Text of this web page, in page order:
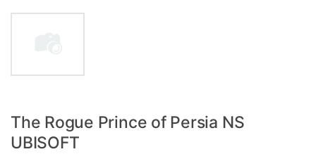
The Rogue Prince of Persia NS
UBISOFT